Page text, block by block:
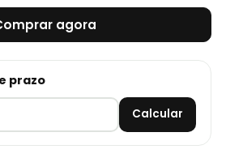
agora
prazo
Calcular